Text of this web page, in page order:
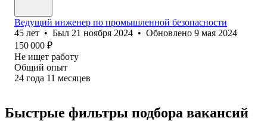
Ведущий инженер по промышленной безопасности
45 лет • Был 21 ноября 2024 • Обновлено 9 мая 2024
150 000 ₽
Не ищет работу
Общий опыт
24 года 11 месяцев
Быстрые фильтры подбора вакансий